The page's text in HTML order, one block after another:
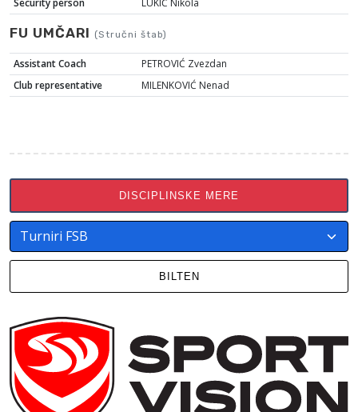
Security person LUKIĆ Nikola
FU UMČARI (Stručni štab)
Assistant Coach
PETROVIĆ Zvezdan
Club representative
MILENKOVIĆ Nenad
DISCIPLINSKE MERE
BILTEN